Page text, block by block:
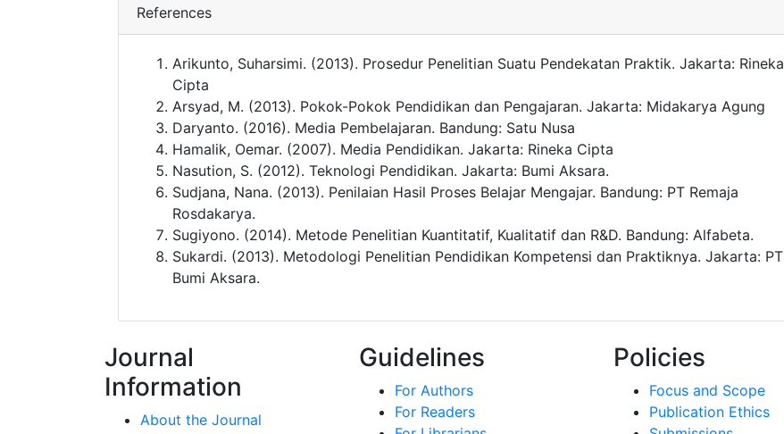
References
Arikunto, Suharsimi. (2013). Prosedur Penelitian Suatu Pendekatan Praktik. Jakarta: Rineka
Cipta
Arsyad, M. (2013). Pokok-Pokok Pendidikan dan Pengajaran. Jakarta: Midakarya Agung
Daryanto. (2016). Media Pembelajaran. Bandung: Satu Nusa
Hamalik, Oemar. (2007). Media Pendidikan. Jakarta: Rineka Cipta
Nasution, S. (2012). Teknologi Pendidikan. Jakarta: Bumi Aksara.
Sudjana, Nana. (2013). Penilaian Hasil Proses Belajar Mengajar. Bandung: PT Remaja
Rosdakarya.
Sugiyono. (2014). Metode Penelitian Kuantitatif, Kualitatif dan R&D. Bandung: Alfabeta.
Sukardi. (2013). Metodologi Penelitian Pendidikan Kompetensi dan Praktiknya. Jakarta: PT
Bumi Aksara.
Journal
Information
About the Journal
Guidelines
For Authors
For Readers
Policies
Focus and Scope
Publication Ethics